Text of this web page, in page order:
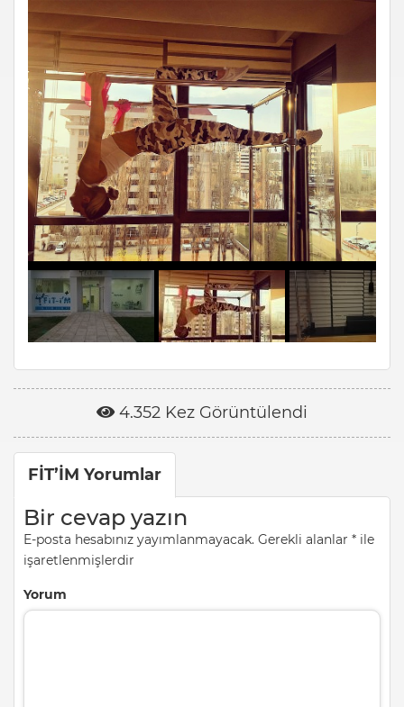
4.352 Kez Görüntülendi
FİT’İM Yorumlar
Bir cevap yazın
E-posta hesabınız yayımlanmayacak. Gerekli alanlar * ile
işaretlenmişlerdir
Yorum